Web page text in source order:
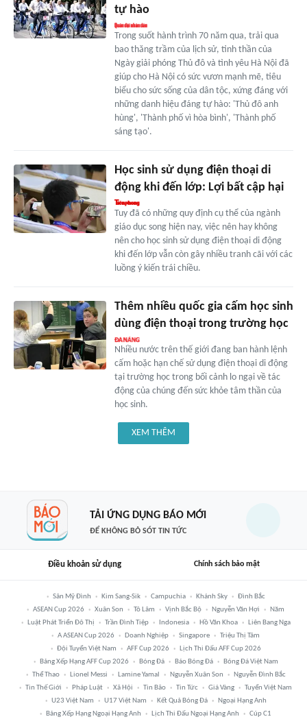
tự hào
Trong suốt hành trình 70 năm qua, trải qua
bao thăng trầm của lịch sử, tinh thần của
Ngày giải phóng Thủ đô và tình yêu Hà Nội đã
giúp cho Hà Nội có sức vươn mạnh mẽ, tiêu
biểu cho sức sống của dân tộc, xứng đáng với
những danh hiệu đáng tự hào: 'Thủ đô anh
hùng', 'Thành phố vì hòa bình', 'Thành phố
sáng tạo'.
Học sinh sử dụng điện thoại di
động khi đến lớp: Lợi bất cập hại
Tuy đã có những quy định cụ thể của ngành
giáo dục song hiện nay, việc nên hay không
nên cho học sinh sử dụng điện thoại di động
khi đến lớp vẫn còn gây nhiều tranh cãi với các
luồng ý kiến trái chiều.
Thêm nhiều quốc gia cấm học sinh
dùng điện thoại trong trường học
Nhiều nước trên thế giới đang ban hành lệnh
cấm hoặc hạn chế sử dụng điện thoại di động
tại trường học trong bối cảnh lo ngại về tác
động của chúng đến sức khỏe tâm thần của
học sinh.
XEM THÊM
TẢI ỨNG DỤNG BÁO MỚI
ĐỂ KHÔNG BỎ SÓT TIN TỨC
Điều khoản sử dụng Chính sách bảo mật
Sân Mỹ Đình Kim Sang-Sik Campuchia Khánh Sky
Đình Bắc
ASEAN Cup 2026
Xuân Son Tô Lâm Vịnh Bắc Bộ Nguyễn Văn Hợi
Năm
Luật Phát Triển Đô Thị
Trần Đình Tiệp Indonesia Hồ Văn Khoa
Liên Bang Nga
A ASEAN Cup 2026
Doanh Nghiệp Singapore
Triệu Thị Tâm
Đội Tuyển Việt Nam
AFF Cup 2026
Lịch Thi Đấu AFF Cup 2026
Bảng Xếp Hạng AFF Cup 2026
Bóng Đá Báo Bóng Đá
Bóng Đá Việt Nam
Thể Thao
Lionel Messi Lamine Yamal Nguyễn Xuân Son
Nguyễn Đình Bắc
Tin Thế Giới
Pháp Luật Xã Hội Tin Bão Tin Tức Giá Vàng
Tuyển Việt Nam
U23 Việt Nam
U17 Việt Nam Kết Quả Bóng Đá
Ngoại Hạng Anh
Bảng Xếp Hạng Ngoại Hạng Anh
Lịch Thi Đấu Ngoại Hạng Anh Cúp C1